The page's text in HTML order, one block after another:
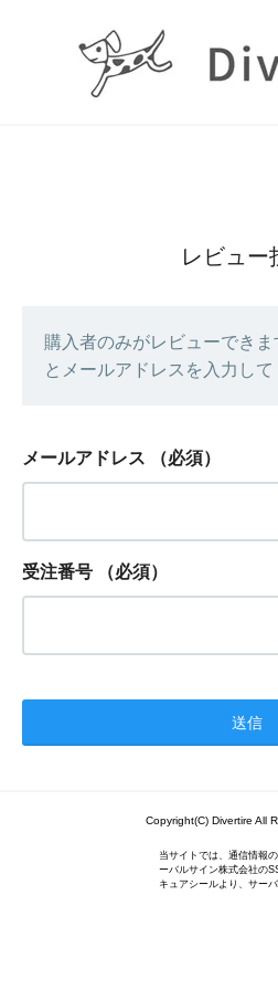
レビュー
購入者のみがレビューでき
とメールアドレスを入力して
メールアドレス （必須）
受注番号 （必須）
Copyright(C) Divertire All
当サイトでは、通信情報
ーバルサイン株式会社の
キュアシールより、サー